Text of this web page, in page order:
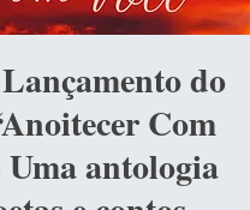
do
Com
antologia